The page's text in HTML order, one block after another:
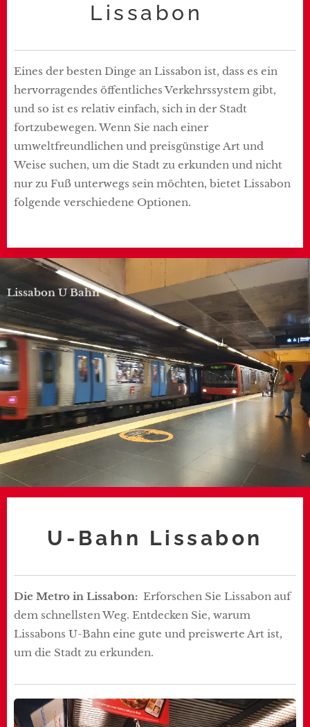
Lissabon
Eines der besten Dinge an Lissabon ist, dass es ein
hervorragendes öffentliches Verkehrssystem gibt,
und so ist es relativ einfach, sich in der Stadt
fortzubewegen. Wenn Sie nach einer
umweltfreundlichen und preisgünstige Art und
Weise suchen, um die Stadt zu erkunden und nicht
nur zu Fuß unterwegs sein möchten, bietet Lissabon
folgende verschiedene Optionen.
Lissabon U Bahn
U-Bahn Lissabon
Die Metro in Lissabon: Erforschen Sie Lissabon auf
dem schnellsten Weg. Entdecken Sie, warum
Lissabons U-Bahn eine gute und preiswerte Art ist,
um die Stadt zu erkunden.